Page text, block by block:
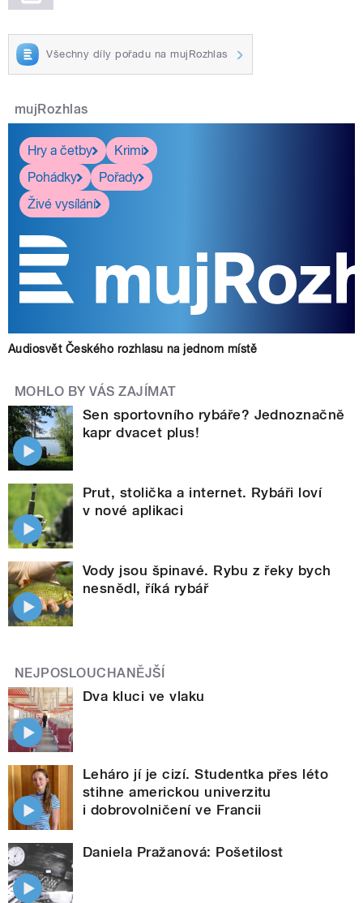
Všechny díly pořadu na mujRozhlas
mujRozhlas
Hry a četby
Krimi
Pohádky
Pořady
Živé vysílání
Audiosvět Českého rozhlasu na jednom místě
MOHLO BY VÁS ZAJÍMAT
Sen sportovního rybáře? Jednoznačně
kapr dvacet plus!
Prut, stolička a internet. Rybáři loví
v nové aplikaci
Vody jsou špinavé. Rybu z řeky bych
nesnědl, říká rybář
NEJPOSLOUCHANĚJŠÍ
Dva kluci ve vlaku
Leháro jí je cizí. Studentka přes léto
stihne americkou univerzitu
i dobrovolničení ve Francii
Daniela Pražanová: Pošetilost